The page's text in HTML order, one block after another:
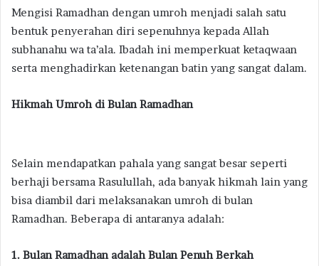
Mengisi Ramadhan dengan umroh menjadi salah satu
bentuk penyerahan diri sepenuhnya kepada Allah
subhanahu wa ta’ala. Ibadah ini memperkuat ketaqwaan
serta menghadirkan ketenangan batin yang sangat dalam.
Hikmah Umroh di Bulan Ramadhan
Selain mendapatkan pahala yang sangat besar seperti
berhaji bersama Rasulullah, ada banyak hikmah lain yang
bisa diambil dari melaksanakan umroh di bulan
Ramadhan. Beberapa di antaranya adalah:
1. Bulan Ramadhan adalah Bulan Penuh Berkah